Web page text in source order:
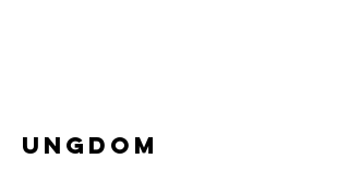
UNGDOM